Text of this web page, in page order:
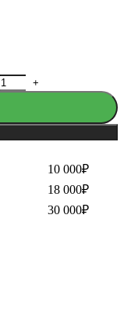
10 000₽
18 000₽
30 000₽